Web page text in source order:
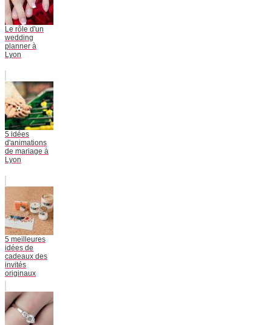
Le rôle d'un
wedding
planner à
Lyon
5 idées
d'animations
de mariage à
Lyon
5 meilleures
idées de
cadeaux des
invités
originaux